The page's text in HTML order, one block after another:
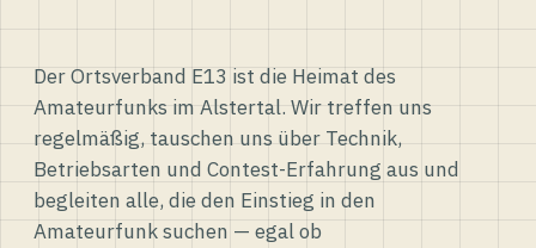
Der Ortsverband E13 ist die Heimat des
Amateurfunks im Alstertal. Wir treffen uns
regelmäßig, tauschen uns über Technik,
Betriebsarten und Contest-Erfahrung aus und
begleiten alle, die den Einstieg in den
Amateurfunk suchen — egal ob